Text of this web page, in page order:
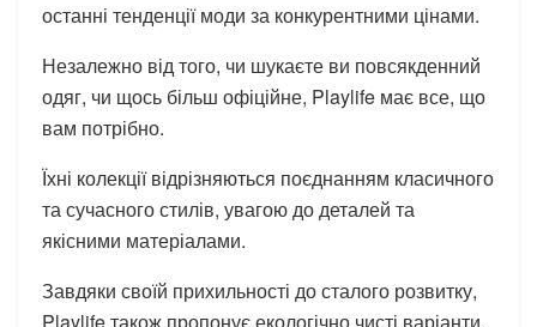
останні тенденції моди за конкурентними цінами.
Незалежно від того, чи шукаєте ви повсякденний
одяг, чи щось більш офіційне, Playlife має все, що
вам потрібно.
Їхні колекції відрізняються поєднанням класичного
та сучасного стилів, увагою до деталей та
якісними матеріалами.
Завдяки своїй прихильності до сталого розвитку,